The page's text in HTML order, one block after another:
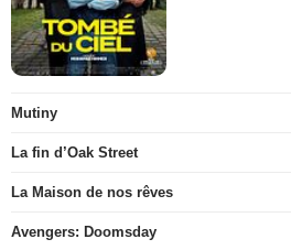
Mutiny
La fin d’Oak Street
La Maison de nos rêves
Avengers: Doomsday